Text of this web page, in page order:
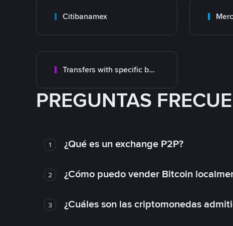
Citibanamex
Transfers with specific bank
PREGUNTAS
1 ¿Qué es un exchange P2P?
2 ¿Cómo puedo vender Bitcoin
3 ¿Cuáles son las criptomonedas